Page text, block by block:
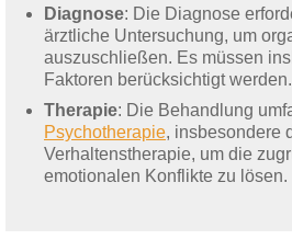
Diagnose: Die Diagnose
ärztliche Untersuchung, um
auszuschließen. Es müssen
Faktoren berücksichtigt werden.
Therapie: Die Behandlung
Psychotherapie, insbesondere
Verhaltenstherapie, um die
emotionalen Konflikte zu lösen.